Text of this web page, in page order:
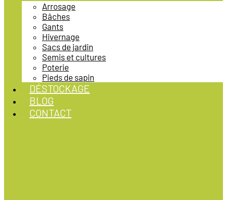
Arrosage
Bâches
Gants
Hivernage
Sacs de jardin
Semis et cultures
Poterie
Pieds de sapin
DÉSTOCKAGE
BLOG
CONTACT